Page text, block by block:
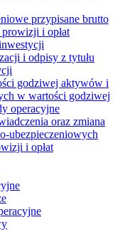
przypisane brutto
i opłat
i odpisy z tytułu
godziwej aktywów i
w wartości godziwej
operacyjne
oraz zmiana
ubezpieczeniowych
i opłat